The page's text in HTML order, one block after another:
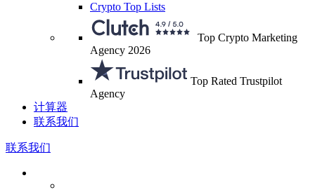
Crypto Top Lists
Top Crypto Marketing
Agency 2026
Top Rated Trustpilot
Agency
计算器
联系我们
联系我们